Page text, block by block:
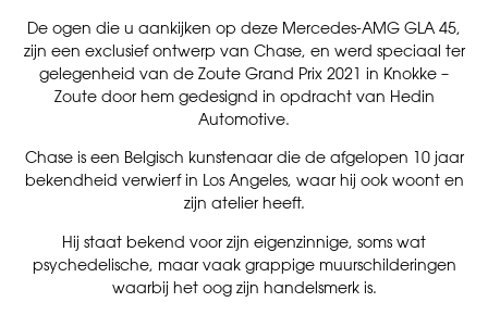
De ogen die u aankijken op deze Mercedes-AMG GLA 45,
zijn een exclusief ontwerp van Chase, en werd speciaal ter
gelegenheid van de Zoute Grand Prix 2021 in Knokke –
Zoute door hem gedesignd in opdracht van Hedin
Automotive.
Chase is een Belgisch kunstenaar die de afgelopen 10 jaar
bekendheid verwierf in Los Angeles, waar hij ook woont en
zijn atelier heeft.
Hij staat bekend voor zijn eigenzinnige, soms wat
psychedelische, maar vaak grappige muurschilderingen
waarbij het oog zijn handelsmerk is.